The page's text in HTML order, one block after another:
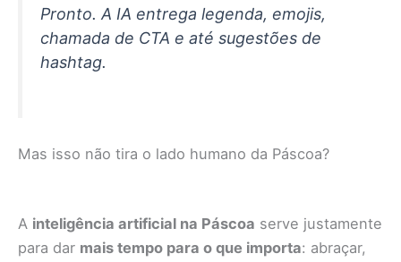
Pronto. A IA entrega legenda, emojis,
chamada de CTA e até sugestões de
hashtag.
Mas isso não tira o lado humano da Páscoa?
A inteligência artificial na Páscoa serve justamente
para dar mais tempo para o que importa: abraçar,